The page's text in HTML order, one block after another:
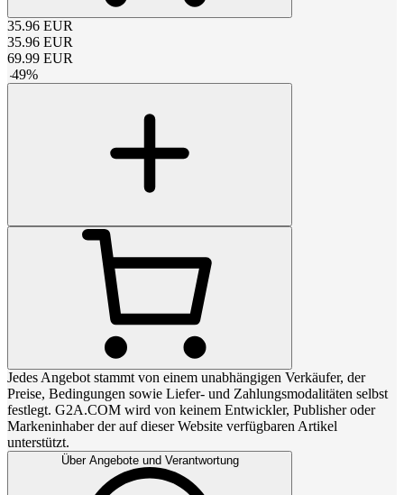
35.96 EUR
35.96 EUR
69.99 EUR
-49%
Jedes Angebot stammt von einem unabhängigen Verkäufer, der
Preise, Bedingungen sowie Liefer- und Zahlungsmodalitäten selbst
festlegt. G2A.COM wird von keinem Entwickler, Publisher oder
Markeninhaber der auf dieser Website verfügbaren Artikel
unterstützt.
Über Angebote und Verantwortung